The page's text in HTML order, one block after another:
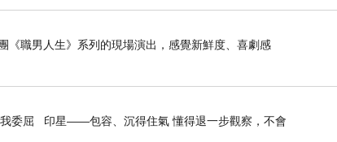
職男人生》系列的現場演出，感覺新鮮度、喜劇感
委屈 印星——包容、沉得住氣 懂得退一步觀察，不會